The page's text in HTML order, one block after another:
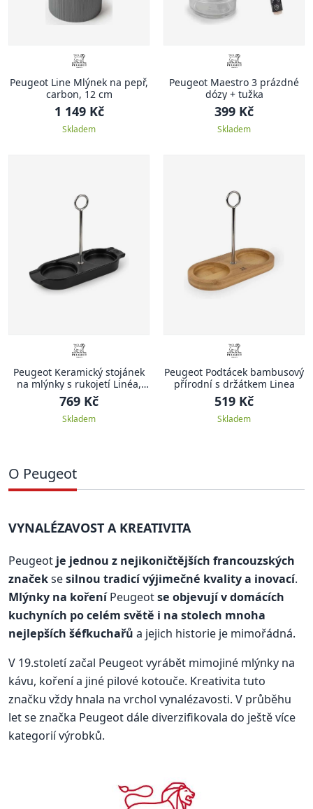
Peugeot Line Mlýnek na pepř,
carbon, 12 cm
1 149 Kč
Skladem
Peugeot Maestro 3 prázdné
dózy + tužka
399 Kč
Skladem
Peugeot Keramický stojánek
na mlýnky s rukojetí Linéa,
černá
769 Kč
Skladem
Peugeot Podtácek bambusový
přírodní s držátkem Linea
519 Kč
Skladem
O Peugeot
VYNALÉZAVOST A KREATIVITA
Peugeot je jednou z nejikoničtějších francouzských
značeksesilnou tradicí výjimečné kvality a inovací.
Mlýnky na kořeníPeugeotse objevují v domácích
kuchyních po celém světě i na stolech mnoha
nejlepších šéfkuchařů a jejich historie je mimořádná.
V 19.století začal Peugeot vyrábět mimojiné mlýnky na
kávu, koření a jiné pilové kotouče. Kreativita tuto
značku vždy hnala na vrchol vynalézavosti. V průběhu
let se značka Peugeot dále diverzifikovala do ještě více
kategorií výrobků.